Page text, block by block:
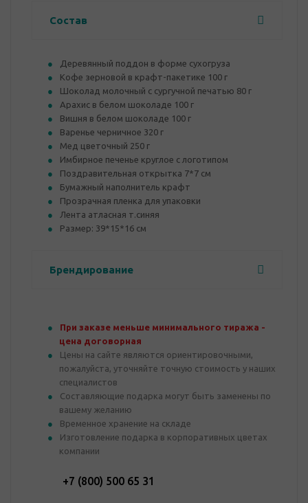
Состав
Деревянный поддон в форме сухогруза
Кофе зерновой в крафт-пакетике 100 г
Шоколад молочный с сургучной печатью 80 г
Арахис в белом шоколаде 100 г
Вишня в белом шоколаде 100 г
Варенье черничное 320 г
Мед цветочный 250 г
Имбирное печенье круглое с логотипом
Поздравительная открытка 7*7 см
Бумажный наполнитель крафт
Прозрачная пленка для упаковки
Лента атласная т.синяя
Размер: 39*15*16 см
Брендирование
При заказе меньше минимального тиража -
цена договорная
Цены на сайте являются ориентировочными,
пожалуйста, уточняйте точную стоимость у наших
специалистов
Составляющие подарка могут быть заменены по
вашему желанию
Временное хранение на складе
Изготовление подарка в корпоративных цветах
компании
+7 (800) 500 65 31